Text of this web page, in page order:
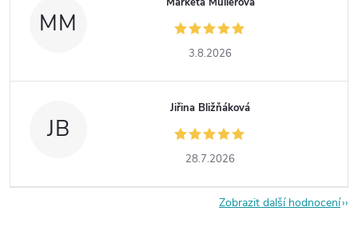
MM
3.8.2026
JB
Jiřina Bližňáková
28.7.2026
Zobrazit další hodnocení